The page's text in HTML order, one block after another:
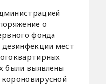
о
фонда
дезинфекции мест
были выявлены